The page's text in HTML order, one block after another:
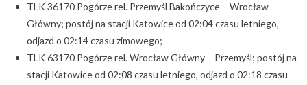
TLK 36170 Pogórze rel. Przemyśl Bakończyce – Wrocław
Główny; postój na stacji Katowice od 02:04 czasu letniego,
odjazd o 02:14 czasu zimowego;
TLK 63170 Pogórze rel. Wrocław Główny – Przemyśl; postój na
stacji Katowice od 02:08 czasu letniego, odjazd o 02:18 czasu